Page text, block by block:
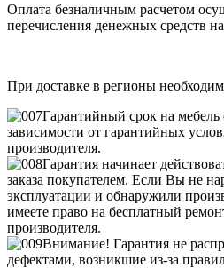
Оплата безналичным расчетом
перечисления денежных средств
При доставке в регионы
Гарантийный срок на мебель
зависимости от гарантийных
производителя.
Гарантия начинает
заказа покупателем. Если Вы не
эксплуатации и обнаружили
имеете право на бесплатный
производителя.
Внимание! Гарантия не
дефектами, возникшие из-за